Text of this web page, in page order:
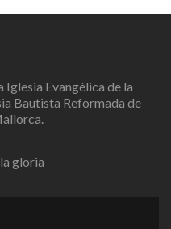
Iglesia Evangélica de la
Bautista Reformada de
.
gloria